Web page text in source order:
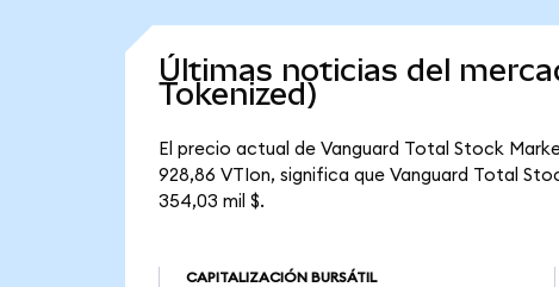
Últimas noticias del
Tokenized)
El precio actual de Vanguard Total Stock
928,86 VTIon, significa que Vanguard Total
354,03 mil $.
CAPITALIZACIÓN BURSÁTIL